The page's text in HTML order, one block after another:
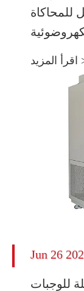
للمحاكاة
>
Jun 26
للوجبات